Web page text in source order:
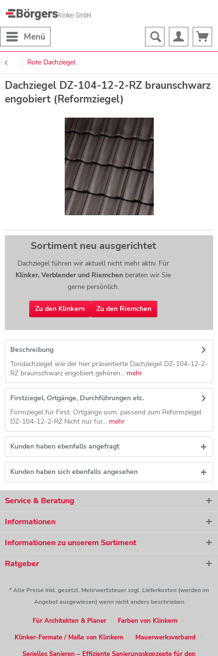
Menü
Rote Dachziegel
Dachziegel DZ-104-12-2-RZ braunschwarz
engobiert (Reformziegel)
Sortiment neu ausgerichtet
Dachziegel führen wir aktuell nicht mehr aktiv. Für
Klinker, Verblender und Riemchen beraten wir Sie
gerne persönlich.
Zu den Klinkern Zu den Riemchen
Beschreibung
Tondachziegel wie der hier präsentierte Dachziegel DZ-104-12-2-
RZ braunschwarz engobiert gehören... mehr
Firstziegel, Ortgänge, Durchführungen etc.
Formziegel für First, Ortgänge uvm. passend zum Reformziegel
DZ-104-12-2-RZ Nicht nur für... mehr
Kunden haben ebenfalls angefragt
Kunden haben sich ebenfalls angesehen
Service & Beratung
Informationen
Informationen zu unserem Sortiment
Ratgeber
* Alle Preise inkl. gesetzl. Mehrwertsteuer zzgl. Lieferkosten (werden im
Angebot ausgewiesen) wenn nicht anders beschrieben
Für Architekten & Planer
Farben von Klinkern
Klinker-Formate / Maße von Klinkern
Mauerwerksverband
Serielles Sanieren – Effiziente Sanierungskonzepte für den